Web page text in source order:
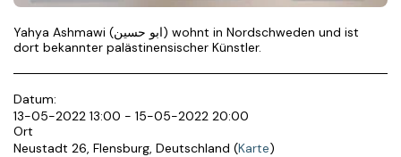
Yahya Ashmawi (ابو حسين) wohnt in Nordschweden und ist
dort bekannter palästinensischer Künstler.
Datum:
13-05-2022 13:00 - 15-05-2022 20:00
Ort
Neustadt 26, Flensburg, Deutschland (Karte)